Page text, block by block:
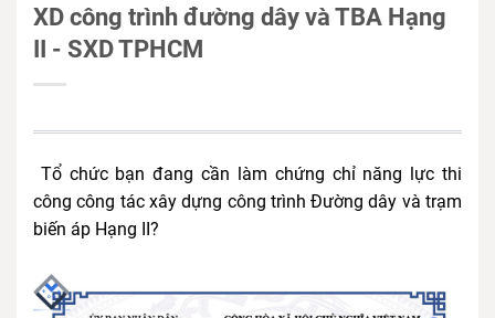
XD công trình đường dây và TBA Hạng
II - SXD TPHCM
Tổ chức bạn đang cần làm chứng chỉ năng lực thi
công công tác xây dựng công trình Đường dây và trạm
biến áp Hạng II?